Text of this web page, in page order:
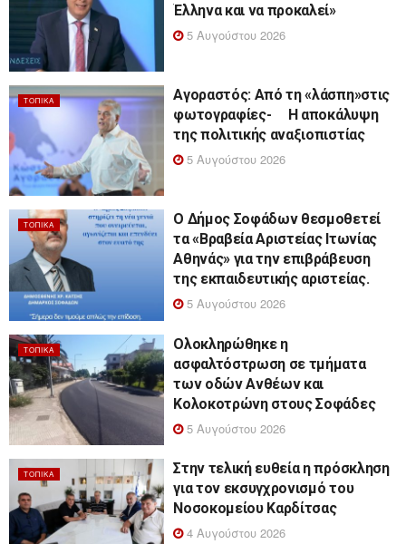
Έλληνα και να προκαλεί»
5 Αυγούστου 2026
ΤΟΠΙΚΆ
Αγοραστός: Από τη «λάσπη»στις
φωτογραφίες- Η αποκάλυψη
της πολιτικής αναξιοπιστίας
5 Αυγούστου 2026
ΤΟΠΙΚΆ
Ο Δήμος Σοφάδων θεσμοθετεί
τα «Βραβεία Αριστείας Ιτωνίας
Αθηνάς» για την επιβράβευση
της εκπαιδευτικής αριστείας.
5 Αυγούστου 2026
ΤΟΠΙΚΆ
Ολοκληρώθηκε η
ασφαλτόστρωση σε τμήματα
των οδών Ανθέων και
Κολοκοτρώνη στους Σοφάδες
5 Αυγούστου 2026
ΤΟΠΙΚΆ
Στην τελική ευθεία η πρόσκληση
για τον εκσυγχρονισμό του
Νοσοκομείου Καρδίτσας
4 Αυγούστου 2026